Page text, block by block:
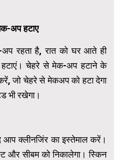
अप हटाए
रहता है, रात को घर आते ही
चेहरे से मेक-अप हटाने के
जो चेहरे से मेकअप को हटा देगा
भी रखेगा।
क्लीनजिंर का इस्तेमाल करें।
और सीबम को निकालेगा। स्किन